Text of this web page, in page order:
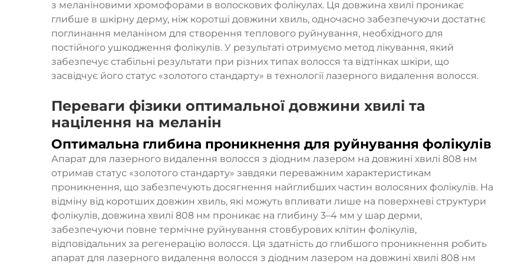
з меланіновими хромофорами в волоскових фолікулах. Ця довжина хвилі проникає
глибше в шкірну дерму, ніж коротші довжини хвиль, одночасно забезпечуючи достатнє
поглинання меланіном для створення теплового руйнування, необхідного для
постійного ушкодження фолікулів. У результаті отримуємо метод лікування, який
забезпечує стабільні результати при різних типах волосся та відтінках шкіри, що
засвідчує його статус «золотого стандарту» в технології лазерного видалення волосся.
Переваги фізики оптимальної довжини хвилі та
націлення на меланін
Оптимальна глибина проникнення для руйнування фолікулів
Апарат для лазерного видалення волосся з діодним лазером на довжині хвилі 808 нм
отримав статус «золотого стандарту» завдяки переважним характеристикам
проникнення, що забезпечують досягнення найглибших частин волосяних фолікулів. На
відміну від коротших довжин хвиль, які можуть впливати лише на поверхневі структури
фолікулів, довжина хвилі 808 нм проникає на глибину 3–4 мм у шар дерми,
забезпечуючи повне термічне руйнування стовбурових клітин фолікулів,
відповідальних за регенерацію волосся. Ця здатність до глибшого проникнення робить
апарат для лазерного видалення волосся з діодним лазером на довжині хвилі 808 нм